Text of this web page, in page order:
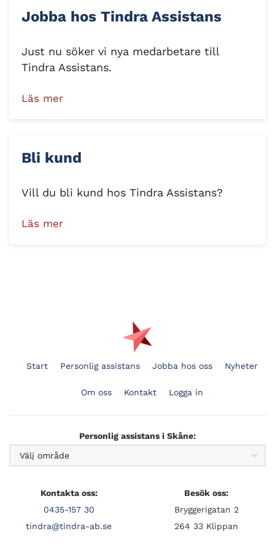
Jobba hos Tindra Assistans
Just nu söker vi nya medarbetare till
Tindra Assistans.
Läs mer
Bli kund
Vill du bli kund hos Tindra Assistans?
Läs mer
Start Personlig assistans Jobba hos oss Nyheter
Om oss Kontakt Logga in
Personlig assistans i Skåne:
Kontakta oss:
0435-157 30
tindra@tindra-ab.se
Besök oss:
Bryggerigatan 2
264 33 Klippan